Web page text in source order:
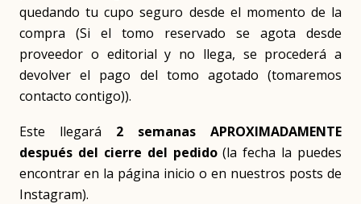
quedando tu cupo seguro desde el momento de la
compra (Si el tomo reservado se agota desde
proveedor o editorial y no llega, se procederá a
devolver el pago del tomo agotado (tomaremos
contacto contigo)).
Este llegará 2 semanas APROXIMADAMENTE
después del cierre del pedido(la fecha la puedes
encontrar en la página inicio o en nuestros posts de
Instagram).